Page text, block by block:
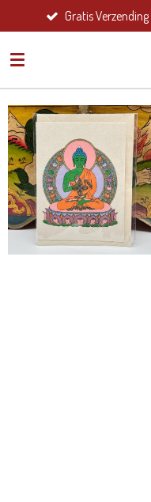
direct
naar
hoofdinhoud
Gratis